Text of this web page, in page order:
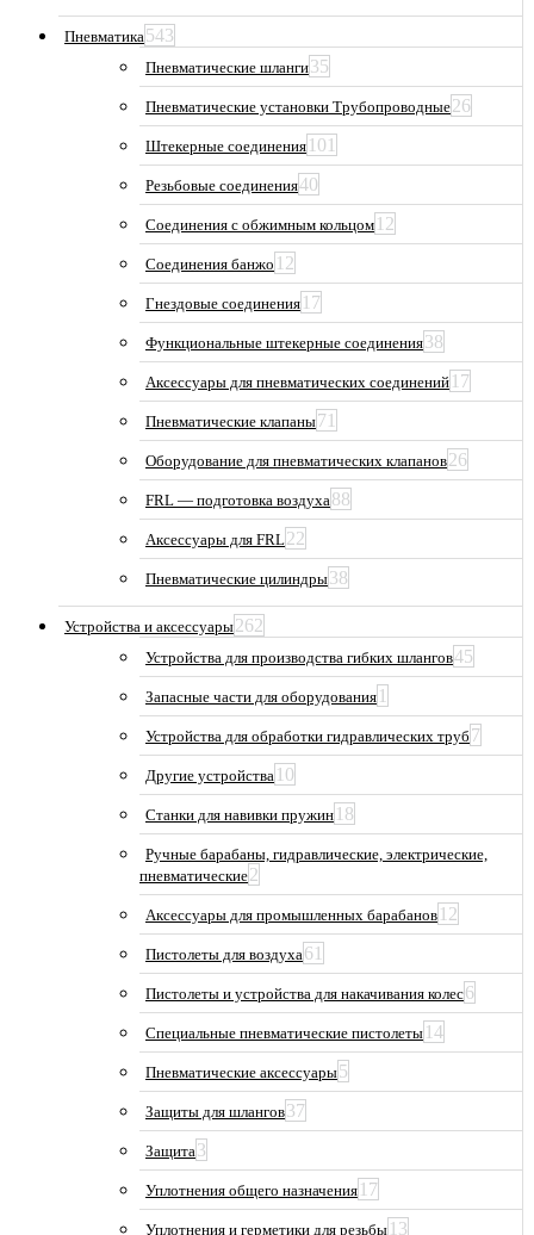
Пневматика543
Пневматические шланги35
Пневматические установки Трубопроводные26
Штекерные соединения 101
Резьбовые соединения40
Соединения с обжимным кольцом 12
Соединения банжо 12
Гнездовые соединения 17
Функциональные штекерные соединения38
Аксессуары для пневматических соединений 17
Пневматические клапаны71
Оборудование для пневматических клапанов26
FRL — подготовка воздуха88
Аксессуары для FRL22
Пневматические цилиндры38
Устройства и аксессуары262
Устройства для производства гибких шлангов45
Запасные части для оборудования 1
Устройства для обработки гидравлических труб 7
Другие устройства 10
Станки для навивки пружин 18
Ручные барабаны, гидравлические, электрические,
пневматические2
Аксессуары для промышленных барабанов 12
Пистолеты для воздуха61
Пистолеты и устройства для накачивания колес6
Специальные пневматические пистолеты 14
Пневматические аксессуары5
Защиты для шлангов37
Защита3
Уплотнения общего назначения 17
Уплотнения и герметики для резьбы 13